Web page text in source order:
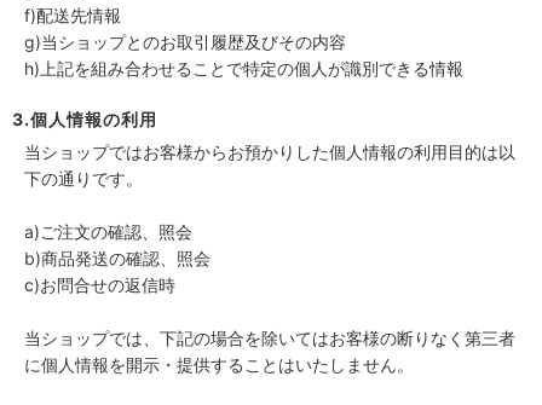
f)配送先情報
g)当ショップとのお取引履歴及びその内容
h)上記を組み合わせることで特定の個人が識別できる情報
3.個人情報の利用
当ショップではお客様からお預かりした個人情報の利用目的は以
下の通りです。
a)ご注文の確認、照会
b)商品発送の確認、照会
c)お問合せの返信時
当ショップでは、下記の場合を除いてはお客様の断りなく第三者
に個人情報を開示・提供することはいたしません。